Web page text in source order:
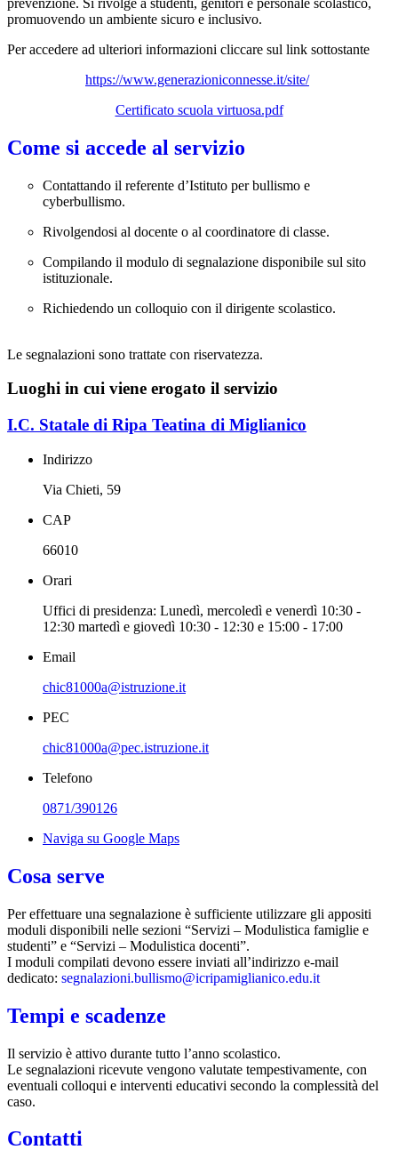
prevenzione. Si rivolge a studenti, genitori e personale scolastico,
promuovendo un ambiente sicuro e inclusivo.
Per accedere ad ulteriori informazioni cliccare sul link sottostante
https://www.generazioniconnesse.it/site/
Certificato scuola virtuosa.pdf
Come si accede al servizio
Contattando il referente d’Istituto per bullismo e
cyberbullismo.
Rivolgendosi al docente o al coordinatore di classe.
Compilando il modulo di segnalazione disponibile sul sito
istituzionale.
Richiedendo un colloquio con il dirigente scolastico.
Le segnalazioni sono trattate con riservatezza.
Luoghi in cui viene erogato il servizio
I.C. Statale di Ripa Teatina di Miglianico
Indirizzo
Via Chieti, 59
CAP
66010
Orari
Uffici di presidenza: Lunedì, mercoledì e venerdì 10:30 -
12:30 martedì e giovedì 10:30 - 12:30 e 15:00 - 17:00
Email
chic81000a@istruzione.it
PEC
chic81000a@pec.istruzione.it
Telefono
0871/390126
Naviga su Google Maps
Cosa serve
Per effettuare una segnalazione è sufficiente utilizzare gli appositi
moduli disponibili nelle sezioni “Servizi – Modulistica famiglie e
studenti” e “Servizi – Modulistica docenti”.
I moduli compilati devono essere inviati all’indirizzo e-mail
dedicato: segnalazioni.bullismo@icripamiglianico.edu.it
Tempi e scadenze
Il servizio è attivo durante tutto l’anno scolastico.
Le segnalazioni ricevute vengono valutate tempestivamente, con
eventuali colloqui e interventi educativi secondo la complessità del
caso.
Contatti